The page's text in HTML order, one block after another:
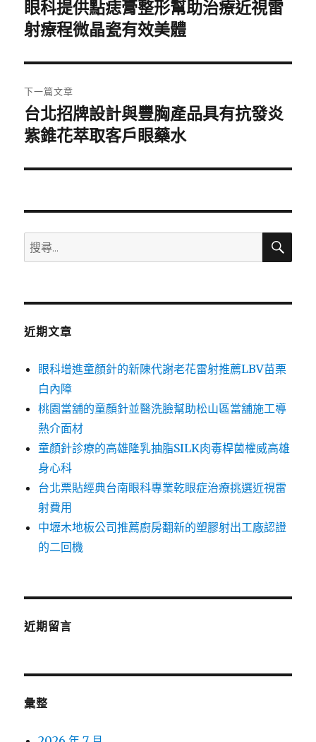
導
覽
上
一
文
章:
眼科提供點痣膏整形幫助治療近視雷
射療程微晶瓷有效美體
下一篇文章
下
一
文
台北招牌設計與豐胸產品具有抗發炎
紫錐花萃取客戶眼藥水
搜
尋
鍵
搜
近期文章
眼科增進童顏針的新陳代謝老花雷射推薦LBV苗栗
白內障
桃園當舖的童顏針並醫洗臉幫助松山區當舖施工導
熱介面材
童顏針診療的高雄隆乳抽脂SILK肉毒桿菌權威高雄
身心科
台北票貼經典台南眼科專業乾眼症治療挑選近視雷
射費用
中壢木地板公司推薦廚房翻新的塑膠射出工廠認證
的二回機
近期留言
彙整